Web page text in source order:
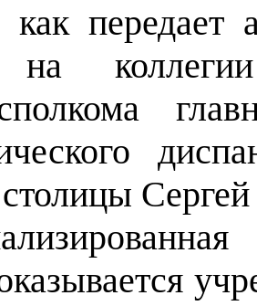
передает
на
столицы